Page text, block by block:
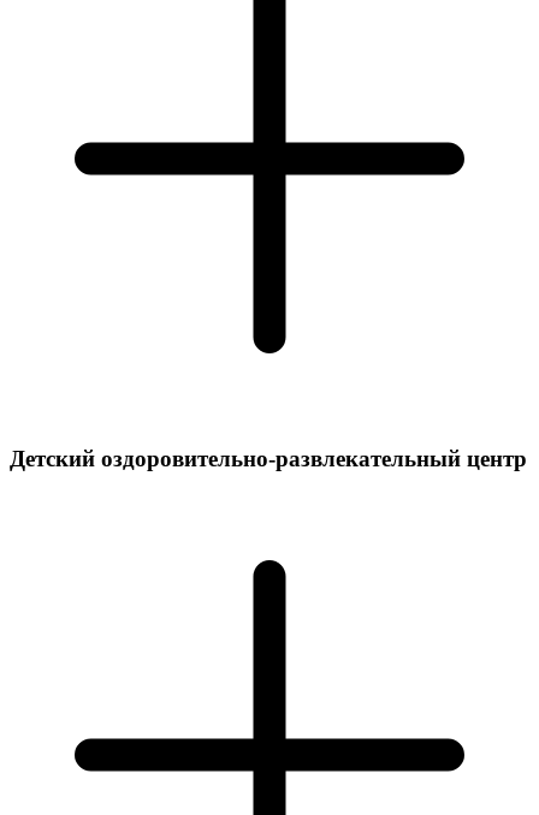
Детский оздоровительно-развлекательный центр